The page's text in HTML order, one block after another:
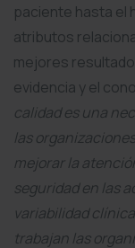
paciente hasta el
atributos
mejores
evidencia y el
calidad es una
las
mejorar la
seguridad en las
variabilidad
trabajan las